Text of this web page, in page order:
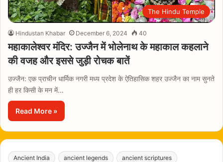
The Hindu Temple
Hindustan Khabar December 6, 2024 40
महाकालेश्वर मंदिर: उज्जैन में भोलेनाथ के महाकाल कहलाने
की वजह और इससे जुड़ी रोचक बातें
उज्जैन: एक प्राचीन धार्मिक नगरी मध्य प्रदेश के ऐतिहासिक शहर उज्जैन का नाम सुनते
ही हर किसी के मन में…
Read More »
Ancient India ancient legends ancient scriptures